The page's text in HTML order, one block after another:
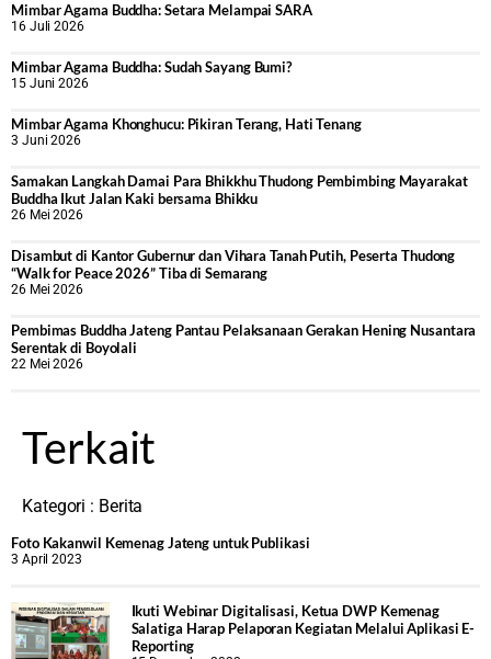
Mimbar Agama Buddha: Setara Melampai SARA
16 Juli 2026
Mimbar Agama Buddha: Sudah Sayang Bumi?
15 Juni 2026
Mimbar Agama Khonghucu: Pikiran Terang, Hati Tenang
3 Juni 2026
Samakan Langkah Damai Para Bhikkhu Thudong Pembimbing Mayarakat
Buddha Ikut Jalan Kaki bersama Bhikku
26 Mei 2026
Disambut di Kantor Gubernur dan Vihara Tanah Putih, Peserta Thudong
“Walk for Peace 2026” Tiba di Semarang
26 Mei 2026
‎Pembimas Buddha Jateng Pantau Pelaksanaan Gerakan Hening Nusantara
Serentak di Boyolali
22 Mei 2026
Terkait
Kategori : Berita
Foto Kakanwil Kemenag Jateng untuk Publikasi
3 April 2023
Ikuti Webinar Digitalisasi, Ketua DWP Kemenag
Salatiga Harap Pelaporan Kegiatan Melalui Aplikasi E-
Reporting